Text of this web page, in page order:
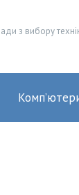
з вибору